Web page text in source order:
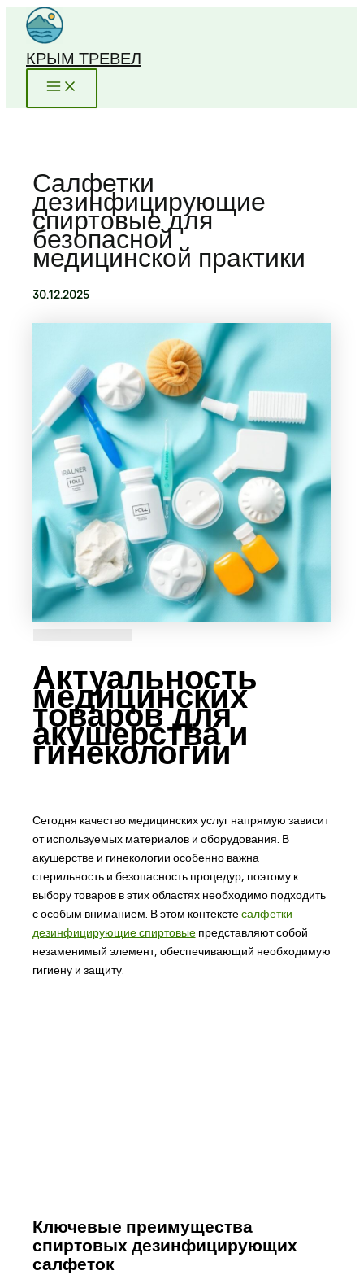
Перейти
содержимому
КРЫМ ТРЕВЕЛ
Салфетки
дезинфицирующие
спиртовые для
безопасной
медицинской практики
30.12.2025
Актуальность
медицинских
товаров для
акушерства и
гинекологии
Сегодня качество медицинских услуг напрямую зависит
от используемых материалов и оборудования. В
акушерстве и гинекологии особенно важна
стерильность и безопасность процедур, поэтому к
выбору товаров в этих областях необходимо подходить
с особым вниманием. В этом контекстесалфетки
дезинфицирующие спиртовыепредставляют собой
незаменимый элемент, обеспечивающий необходимую
гигиену и защиту.
Ключевые преимущества
спиртовых дезинфицирующих
салфеток